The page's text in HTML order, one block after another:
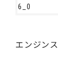
エンジン